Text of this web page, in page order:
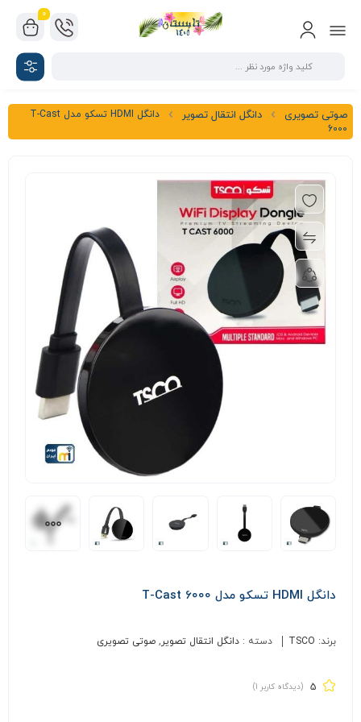
0
صوتی تصویری دانگل انتقال تصویر
دانگل HDMI تسکو مدل T-Cast
6000
دانگل HDMI تسکو مدل T-Cast 6000
برند: TSCO دسته : دانگل انتقال تصویر, صوتی تصویری
5 (دیدگاه کاربر 1
)